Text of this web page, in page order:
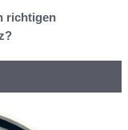
richtigen